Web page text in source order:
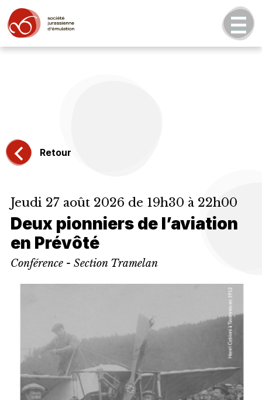
Retour
Jeudi 27 août 2026 de 19h30 à 22h00
Deux pionniers de l’aviation
en Prévôté
Conférence - Section Tramelan